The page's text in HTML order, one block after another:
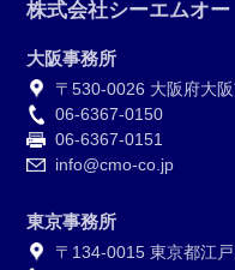
株式会社シーエムオー
大阪事務所
〒530-0026 大阪府大
06-6367-0150
06-6367-0151
info@cmo-co.jp
東京事務所
〒134-0015 東京都江